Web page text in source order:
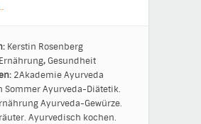
Kerstin Rosenberg
Ernährung, Gesundheit
2AkademieAyurveda
SommerAyurveda-Diätetik.
Ayurveda-Gewürze.
Ayurvedisch kochen.